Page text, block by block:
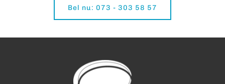
Bel nu: 073 - 303 58 57